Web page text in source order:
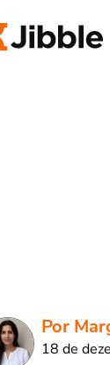
Por
18 de